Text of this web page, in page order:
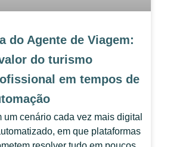
do Agente de Viagem:
do turismo
em tempos de
um cenário cada vez mais digital
em que plataformas